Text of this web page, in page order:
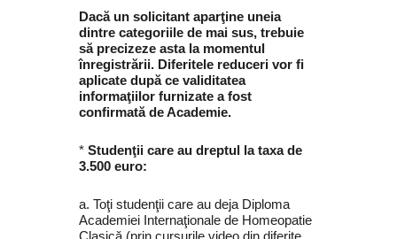
Dacă un solicitant aparţine uneia
dintre categoriile de mai sus, trebuie
să precizeze asta la momentul
înregistrării. Diferitele reduceri vor fi
aplicate după ce validitatea
informaţiilor furnizate a fost
confirmată de Academie.
* Studenţii care au dreptul la taxa de
3.500 euro:
a. Toţi studenţii care au deja Diploma
Academiei Internaţionale de Homeopatie
Clasică (prin cursurile video din diferite